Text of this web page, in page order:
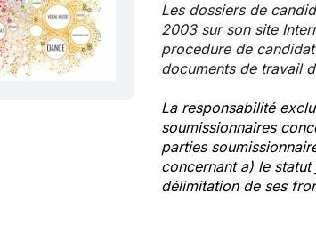
Les dossiers de
2003 sur son site
procédure de
documents de travail
La responsabilité
soumissionnaires
parties
concernant a) le
délimitation de ses